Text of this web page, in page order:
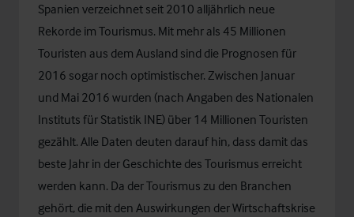
Spanien verzeichnet seit 2010 alljährlich neue
Rekorde im Tourismus. Mit mehr als 45 Millionen
Touristen aus dem Ausland sind die Prognosen für
2016 sogar noch optimistischer. Zwischen Januar
und Mai 2016 wurden (nach Angaben des Nationalen
Instituts für Statistik INE) über 14 Millionen Touristen
gezählt. Alle Daten deuten darauf hin, dass damit das
beste Jahr in der Geschichte des Tourismus erreicht
werden kann. Da der Tourismus zu den Branchen
gehört, die mit den Auswirkungen der Wirtschaftskrise